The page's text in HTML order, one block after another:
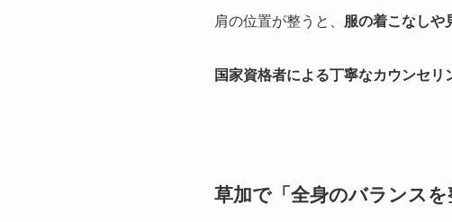
肩の位置が整うと、 服の着こなしや
国家資格者による丁寧なカウンセリ
草加で「全身のバランス